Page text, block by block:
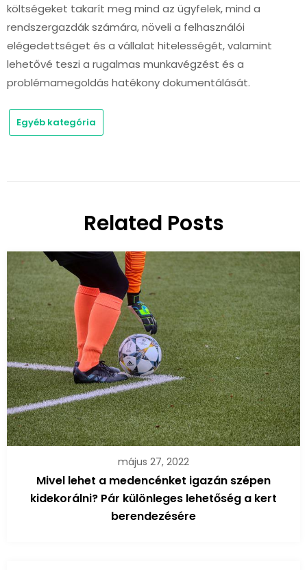
költségeket takarít meg mind az ügyfelek, mind a
rendszergazdák számára, növeli a felhasználói
elégedettséget és a vállalat hitelességét, valamint
lehetővé teszi a rugalmas munkavégzést és a
problémamegoldás hatékony dokumentálását.
Egyéb kategória
Related Posts
május 27, 2022
Mivel lehet a medencénket igazán szépen
kidekorálni? Pár különleges lehetőség a kert
berendezésére